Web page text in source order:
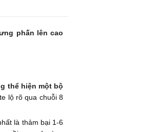
phấn lên cao
thể hiện một bộ
lộ rõ qua chuỗi 8
là thảm bại 1-6